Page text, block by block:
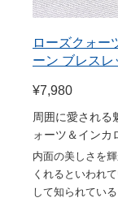
ローズクォー
ーン ブレスレ
¥7,980
周囲に愛される
ォーツ＆インカ
内面の美しさを
くれるといわれ
して知られてい